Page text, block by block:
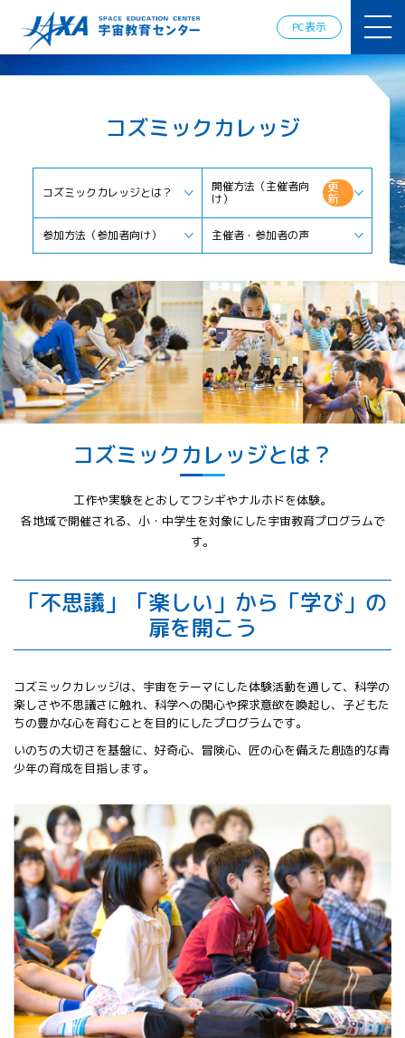
PC表示
ミー
ロスペース
情報の発
宇宙を活用
した教育実
践例
体験的学
習機会の
際）
APRSAF（ア
ジア太平洋
地域宇宙機
関会議）宇
宙教育 for
All 分科会
教育 for All
分科会 年次
会合
APRSAFポス
ターコンテ
APRSAF教員
セミナー
ISEB（国際
宇宙教育会
ISEB学生派
遣プログラ
ム
コズミックカレッジ
コズミックカレッジとは？
開催方法（主催者向
け）
更
新
参加方法（参加者向け） 主催者・参加者の声
コズミックカレッジとは？
工作や実験をとおしてフシギやナルホドを体験。
各地域で開催される、小・中学生を対象にした宇宙教育プログラムで
す。
「不思議」「楽しい」から「学び」の
扉を開こう
コズミックカレッジは、宇宙をテーマにした体験活動を通して、科学の
楽しさや不思議さに触れ、科学への関心や探求意欲を喚起し、子どもた
ちの豊かな心を育むことを目的にしたプログラムです。
いのちの大切さを基盤に、好奇心、冒険心、匠の心を備えた創造的な青
少年の育成を目指します。